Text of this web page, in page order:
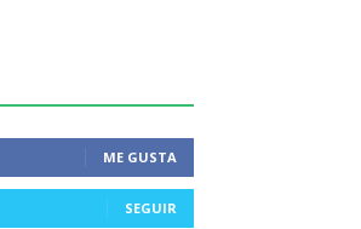
ME GUSTA
SEGUIR